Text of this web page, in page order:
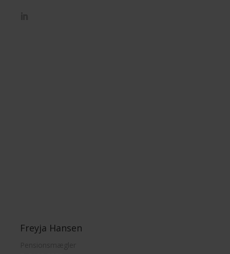
Freyja Hansen